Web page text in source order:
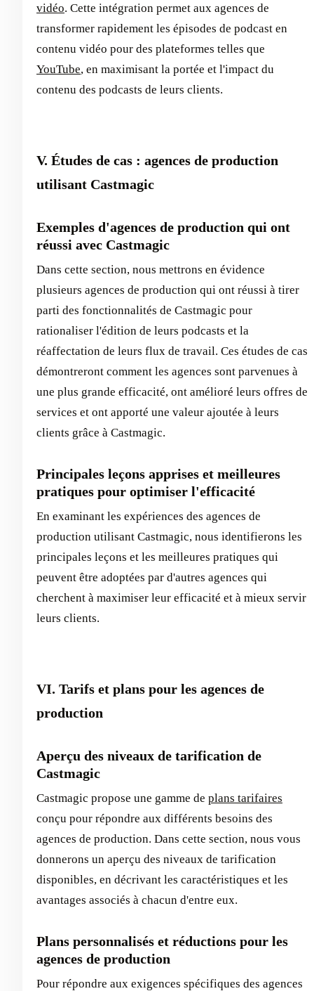
vidéo. Cette intégration permet aux agences de
transformer rapidement les épisodes de podcast en
contenu vidéo pour des plateformes telles que
YouTube, en maximisant la portée et l'impact du
contenu des podcasts de leurs clients.
V. Études de cas : agences de production
utilisant Castmagic
Exemples d'agences de production qui ont
réussi avec Castmagic
Dans cette section, nous mettrons en évidence
plusieurs agences de production qui ont réussi à tirer
parti des fonctionnalités de Castmagic pour
rationaliser l'édition de leurs podcasts et la
réaffectation de leurs flux de travail. Ces études de cas
démontreront comment les agences sont parvenues à
une plus grande efficacité, ont amélioré leurs offres de
services et ont apporté une valeur ajoutée à leurs
clients grâce à Castmagic.
Principales leçons apprises et meilleures
pratiques pour optimiser l'efficacité
En examinant les expériences des agences de
production utilisant Castmagic, nous identifierons les
principales leçons et les meilleures pratiques qui
peuvent être adoptées par d'autres agences qui
cherchent à maximiser leur efficacité et à mieux servir
leurs clients.
VI. Tarifs et plans pour les agences de
production
Aperçu des niveaux de tarification de
Castmagic
Castmagic propose une gamme de plans tarifaires
conçu pour répondre aux différents besoins des
agences de production. Dans cette section, nous vous
donnerons un aperçu des niveaux de tarification
disponibles, en décrivant les caractéristiques et les
avantages associés à chacun d'entre eux.
Plans personnalisés et réductions pour les
agences de production
Pour répondre aux exigences spécifiques des agences